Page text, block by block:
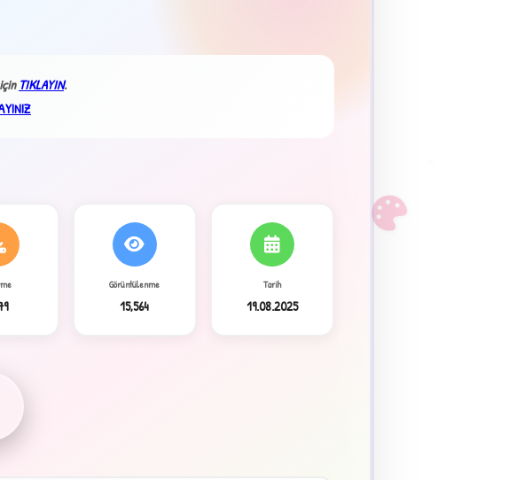
TIKLAYIN.
Görüntülenme
15,564
Tarih
19.08.2025